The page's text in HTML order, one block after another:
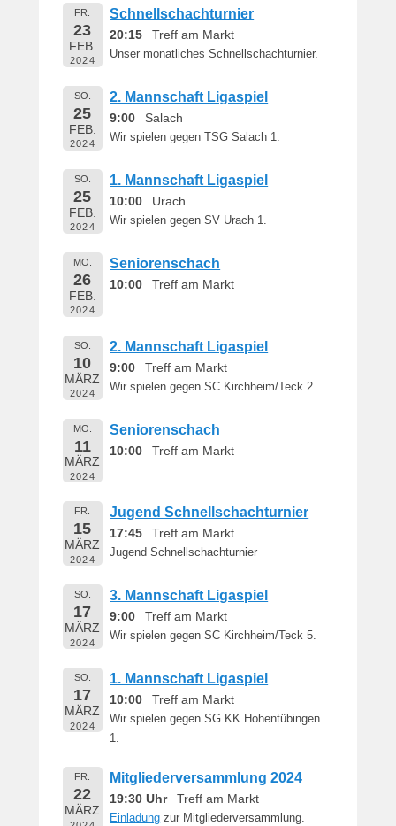
FR.
23
FEB.
2024
Schnellschachturnier
20:15 Treff am Markt
Unser monatliches Schnellschachturnier.
SO.
25
FEB.
2024
2. Mannschaft Ligaspiel
9:00 Salach
Wir spielen gegen TSG Salach 1.
SO.
25
FEB.
2024
1. Mannschaft Ligaspiel
10:00 Urach
Wir spielen gegen SV Urach 1.
MO.
26
FEB.
2024
Seniorenschach
10:00 Treff am Markt
SO.
10
MÄRZ
2024
2. Mannschaft Ligaspiel
9:00 Treff am Markt
Wir spielen gegen SC Kirchheim/Teck 2.
MO.
11
MÄRZ
2024
Seniorenschach
10:00 Treff am Markt
FR.
15
MÄRZ
2024
Jugend Schnellschachturnier
17:45 Treff am Markt
Jugend Schnellschachturnier
SO.
17
MÄRZ
2024
3. Mannschaft Ligaspiel
9:00 Treff am Markt
Wir spielen gegen SC Kirchheim/Teck 5.
SO.
17
MÄRZ
2024
1. Mannschaft Ligaspiel
10:00 Treff am Markt
Wir spielen gegen SG KK Hohentübingen
1.
FR.
22
MÄRZ
Mitgliederversammlung 2024
19:30 Uhr Treff am Markt
Einladung zur Mitgliederversammlung.